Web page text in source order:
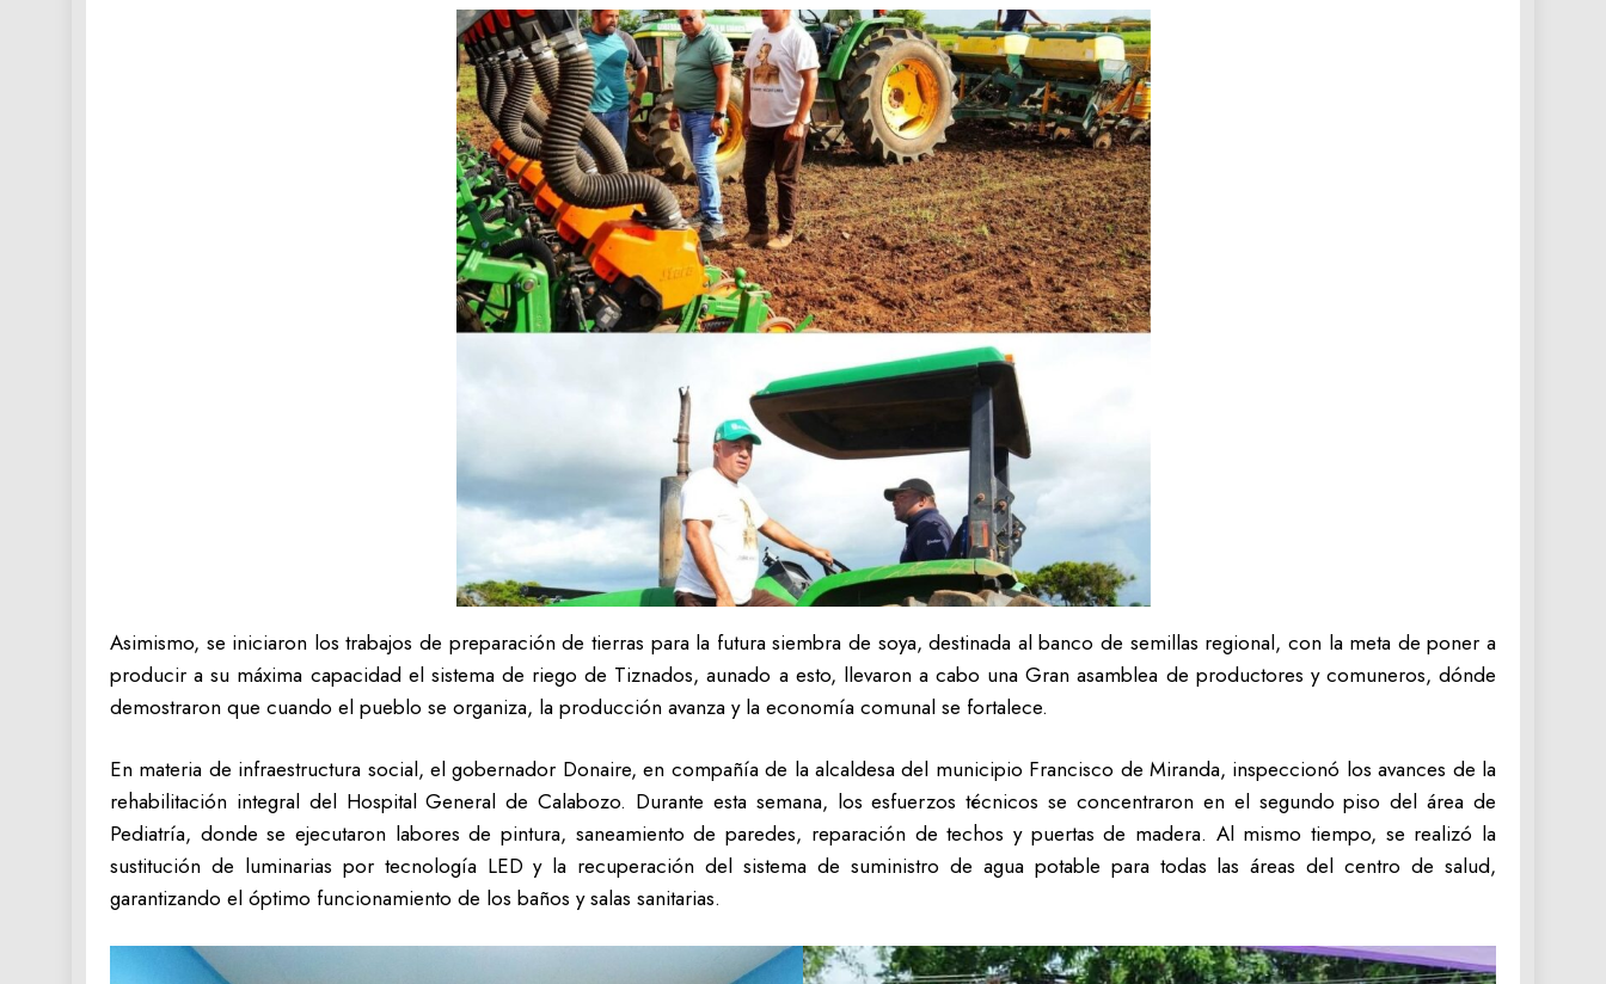
Asimismo, se iniciaron los trabajos de preparación de tierras para la futura siembra de soya, destinada al banco de semillas regional, con la meta de poner a
producir a su máxima capacidad el sistema de riego de Tiznados, aunado a esto, llevaron a cabo una Gran asamblea de productores y comuneros, dónde
demostraron que cuando el pueblo se organiza, la producción avanza y la economía comunal se fortalece.
En materia de infraestructura social, el gobernador Donaire, en compañía de la alcaldesa del municipio Francisco de Miranda, inspeccionó los avances de la
rehabilitación integral del Hospital General de Calabozo. Durante esta semana, los esfuerzos técnicos se concentraron en el segundo piso del área de
Pediatría, donde se ejecutaron labores de pintura, saneamiento de paredes, reparación de techos y puertas de madera. Al mismo tiempo, se realizó la
sustitución de luminarias por tecnología LED y la recuperación del sistema de suministro de agua potable para todas las áreas del centro de salud,
garantizando el óptimo funcionamiento de los baños y salas sanitarias.